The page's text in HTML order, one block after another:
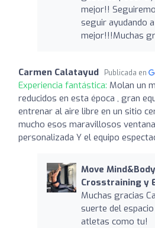
mejor!!
seguir ayudando
mejor!!!Muchas
Carmen Calatayud Publicada en
Experiencia fantástica: Molan un
reducidos en esta época , gran
entrenar al aire libre en un sitio
mucho esos maravillosos
personalizada Y el equipo
Move
Crosstraining y
Muchas gracias
suerte del
atletas como tu!